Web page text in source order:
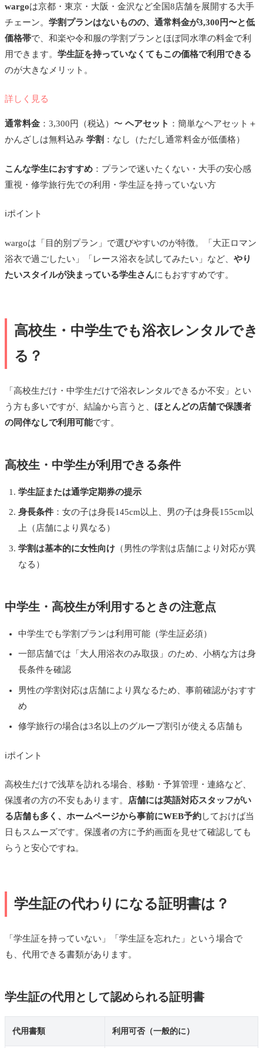
wargoは京都・東京・大阪・金沢など全国8店舗を展開する大手
チェーン。 学割プランはないものの、通常料金が3,300円〜と低
価格帯で、和楽や令和服の学割プランとほぼ同水準の料金で利
用できます。 学生証を持っていなくてもこの価格で利用できる
のが大きなメリット。
詳しく見る
通常料金 ：3,300円（税込）〜 ヘアセット ：簡単なヘアセット＋
かんざしは無料込み 学割 ：なし（ただし通常料金が低価格）
こんな学生におすすめ ：プランで迷いたくない・大手の安心感
重視・修学旅行先での利用・学生証を持っていない方
ℹポイント
wargoは「目的別プラン」で選びやすいのが特徴。「大正ロマン
浴衣で過ごしたい」「レース浴衣を試してみたい」など、 やり
たいスタイルが決まっている学生さんにもおすすめです。
高校生・中学生でも浴衣レンタルでき
る？
「高校生だけ・中学生だけで浴衣レンタルできるか不安」とい
う方も多いですが、結論から言うと、 ほとんどの店舗で保護者
の同伴なしで利用可能です。
高校生・中学生が利用できる条件
学生証または通学定期券の提示
身長条件：女の子は身長145cm以上、男の子は身長155cm以
上（店舗により異なる）
学割は基本的に女性向け（男性の学割は店舗により対応が異
なる）
中学生・高校生が利用するときの注意点
中学生でも学割プランは利用可能（学生証必須）
一部店舗では「大人用浴衣のみ取扱」のため、小柄な方は身
長条件を確認
男性の学割対応は店舗により異なるため、事前確認がおすす
め
修学旅行の場合は3名以上のグループ割引が使える店舗も
ℹポイント
高校生だけで浅草を訪れる場合、移動・予算管理・連絡など、
保護者の方の不安もあります。 店舗には英語対応スタッフがい
る店舗も多く、ホームページから事前にWEB予約しておけば当
日もスムーズです。保護者の方に予約画面を見せて確認しても
らうと安心ですね。
学生証の代わりになる証明書は？
「学生証を持っていない」「学生証を忘れた」という場合で
も、代用できる書類があります。
学生証の代用として認められる証明書
代用書類 利用可否（一般的に）